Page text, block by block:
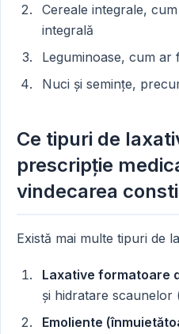
Cereale integrale,
integrală
Leguminoase, cum ar
Nuci și semințe,
Ce tipuri de
prescripție
vindecarea
Există mai multe tipuri de
Laxative formatoare
și hidratare scaunelor
Emoliente